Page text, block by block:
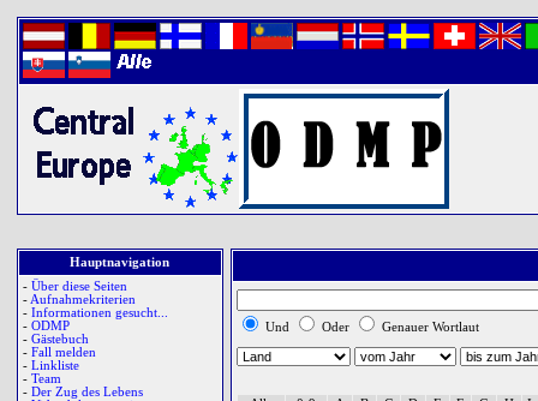
Hauptnavigation
- Über diese Seiten
- Aufnahmekriterien
- Informationen gesucht...
- ODMP
- Gästebuch
- Fall melden
- Linkliste
- Team
- Der Zug des Lebens
Und Oder Genauer Wortlaut